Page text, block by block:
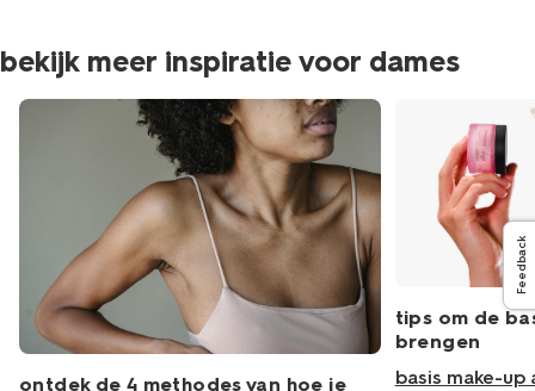
bekijk meer inspiratie voor dames
ontdek de 4 methodes van hoe je
tips om de
brengen
basis make-up
Feedback